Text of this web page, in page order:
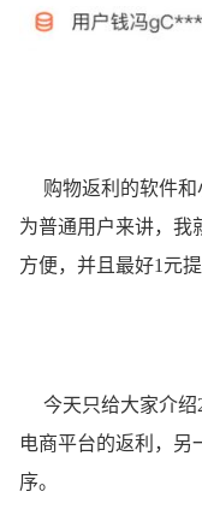
购物返利的软件和
为普通用户来讲，我
方便，并且最好1元提
今天只给大家介绍
电商平台的返利，另
序。